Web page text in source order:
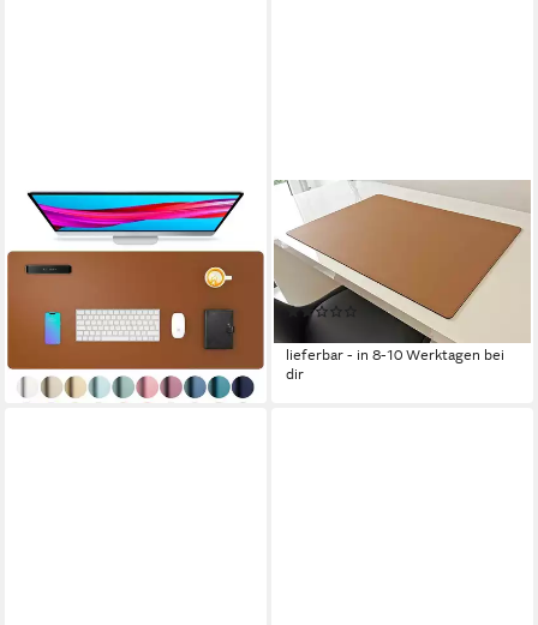
LUXUSKOLLEKTION
Schreibtischunterlage
Mauspad Leder Wildleder
80x40cm Braun
47,95 €
lieferbar - in 7-9 Werktagen bei dir
PROFI MATS
Schreibtischunterlage PM
Schreibtischunterlage Echt
Leder 70cm x 50cm Beige
(1)
lieferbar - in 8-10 Werktagen bei
dir